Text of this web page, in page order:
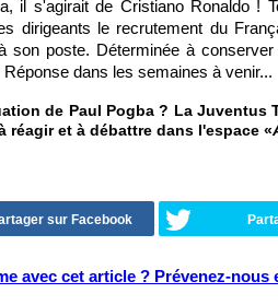
il s'agirait de Cristiano Ronaldo !
dirigeants le recrutement du
son poste. Déterminée à
dans les semaines à venir...
de Paul Pogba ? La Juventus
réagir et à débattre dans l'espace «
sur Facebook
avec cet article ? Prévenez-nous